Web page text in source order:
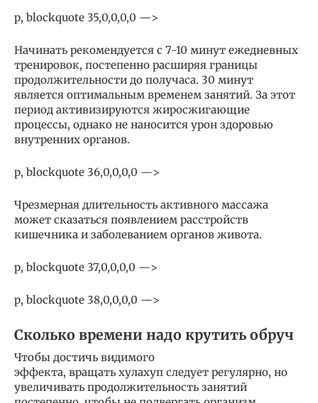
p, blockquote 35,0,0,0,0 —>
Начинать рекомендуется с 7-10 минут ежедневных
тренировок, постепенно расширяя границы
продолжительности до получаса. 30 минут
является оптимальным временем занятий. За этот
период активизируются жиросжигающие
процессы, однако не наносится урон здоровью
внутренних органов.
p, blockquote 36,0,0,0,0 —>
Чрезмерная длительность активного массажа
может сказаться появлением расстройств
кишечника и заболеванием органов живота.
p, blockquote 37,0,0,0,0 —>
p, blockquote 38,0,0,0,0 —>
Сколько времени надо крутить обруч
Чтобы достичь видимого
эффекта, вращать хулахуп следует регулярно, но
увеличивать продолжительность занятий